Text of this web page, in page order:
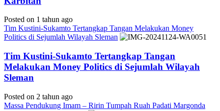
Posted on 1 tahun ago
Tim Kustini-Sukamto Tertangkap Tangan Melakukan Money
Politics di Sejumlah Wilayah Sleman
Tim Kustini-Sukamto Tertangkap Tangan
Melakukan Money Politics di Sejumlah Wilayah
Sleman
Posted on 2 tahun ago
Massa Pendukung Imam – Ririn Tumpah Ruah Padati Margonda